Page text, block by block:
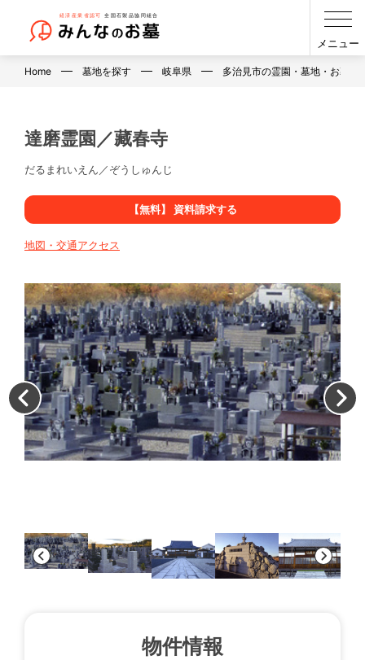
メニュー
Home 墓地を探す 岐阜県 多治見市の霊園・墓地・お墓
達磨霊園／藏春寺
だるまれいえん／ぞうしゅんじ
【無料】 資料請求する
地図・交通アクセス
物件情報